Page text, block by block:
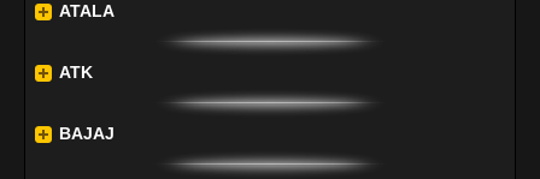
ATALA
ATK
BAJAJ